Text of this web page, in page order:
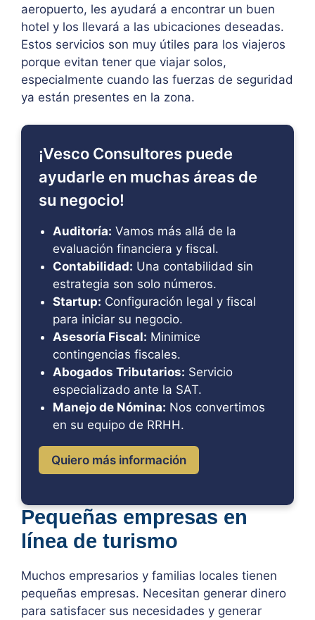
aeropuerto, les ayudará a encontrar un buen
hotel y los llevará a las ubicaciones deseadas.
Estos servicios son muy útiles para los viajeros
porque evitan tener que viajar solos,
especialmente cuando las fuerzas de seguridad
ya están presentes en la zona.
¡Vesco Consultores puede
ayudarle en muchas áreas de
su negocio!
Auditoría: Vamos más allá de la
evaluación financiera y fiscal.
Contabilidad: Una contabilidad sin
estrategia son solo números.
Startup: Configuración legal y fiscal
para iniciar su negocio.
Asesoría Fiscal: Minimice
contingencias fiscales.
Abogados Tributarios: Servicio
especializado ante la SAT.
Manejo de Nómina: Nos convertimos
en su equipo de RRHH.
Quiero más información
Pequeñas empresas en
línea de turismo
Muchos empresarios y familias locales tienen
pequeñas empresas. Necesitan generar dinero
para satisfacer sus necesidades y generar